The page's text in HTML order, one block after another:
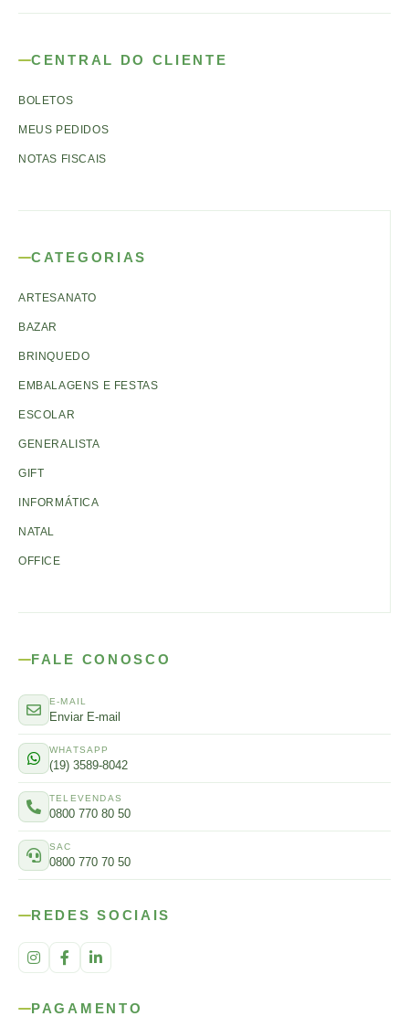
CENTRAL DO CLIENTE
BOLETOS
MEUS PEDIDOS
NOTAS FISCAIS
CATEGORIAS
ARTESANATO
BAZAR
BRINQUEDO
EMBALAGENS E FESTAS
ESCOLAR
GENERALISTA
GIFT
INFORMÁTICA
NATAL
OFFICE
FALE CONOSCO
E-MAIL
Enviar E-mail
WHATSAPP
(19) 3589-8042
TELEVENDAS
0800 770 80 50
SAC
0800 770 70 50
REDES SOCIAIS
PAGAMENTO